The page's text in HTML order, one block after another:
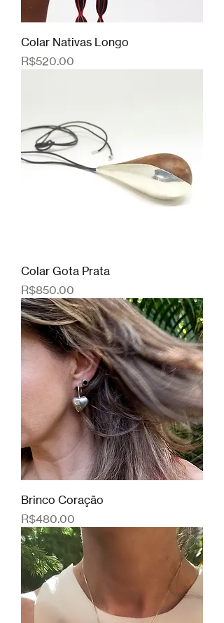
Colar Nativas Longo
Price
R$520.00
Colar Gota Prata
Price
R$850.00
Brinco Coração
Price
R$480.00